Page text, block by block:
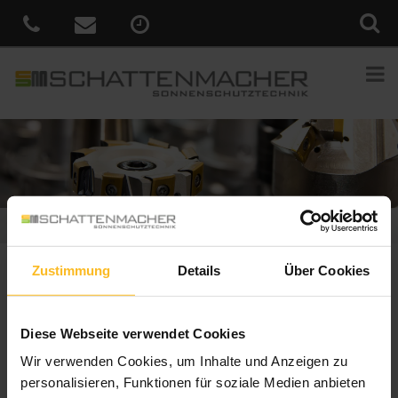
Zustimmung Details Über Cookies
Diese Webseite verwendet Cookies
Wir verwenden Cookies, um Inhalte und Anzeigen zu
personalisieren, Funktionen für soziale Medien anbieten
Sie sind hier:Home Produkte»Metallbau Engelmann auf
Metallbau Engelmann auf
Mallorca